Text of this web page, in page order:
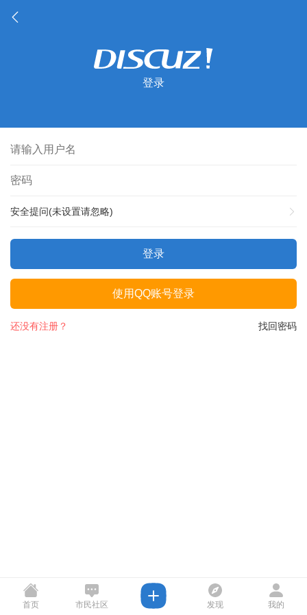
登录
安全提问(未设置请忽略)
登录
使用QQ账号登录
找回密码
还没有注册？
首页 市民社区 发现 我的